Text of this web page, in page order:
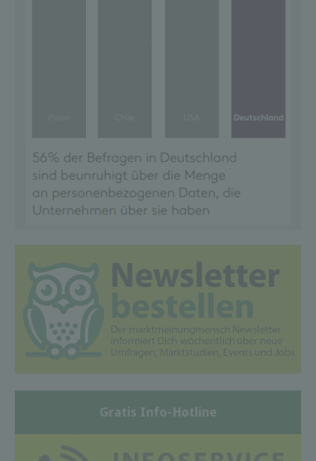
Gratis Info-Hotline